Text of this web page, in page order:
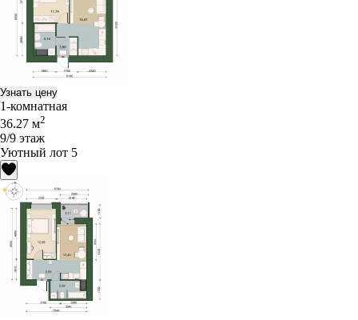
Узнать цену
1-комнатная
36.27 м2
9/9 этаж
Уютный лот 5